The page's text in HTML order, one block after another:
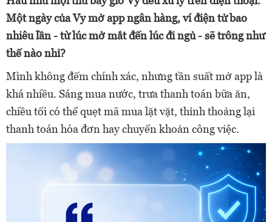
Một ngày của Vy mở app ngân hàng, ví điện tử bao
nhiêu lần - từ lúc mở mắt đến lúc đi ngủ - sẽ trông như
thế nào nhỉ?
Mình không đếm chính xác, nhưng tần suất mở app là
khá nhiều. Sáng mua nước, trưa thanh toán bữa ăn,
chiều tối có thể quẹt mã mua lặt vặt, thỉnh thoảng lại
thanh toán hóa đơn hay chuyển khoản công việc.